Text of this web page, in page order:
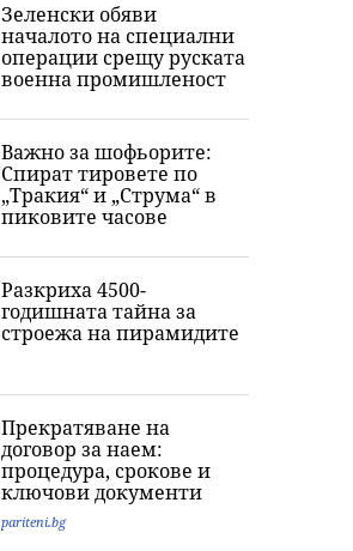
Зеленски обяви
началото на специални
операции срещу руската
военна промишленост
Важно за шофьорите:
Спират тировете по
„Тракия“ и „Струма“ в
пиковите часове
Разкриха 4500-
годишната тайна за
строежа на пирамидите
Прекратяване на
договор за наем:
процедура, срокове и
ключови документи
pariteni.bg